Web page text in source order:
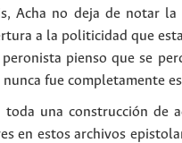
Acha no deja de notar
a la politicidad que
pienso que se
fue completamente
una construcción de
en estos archivos